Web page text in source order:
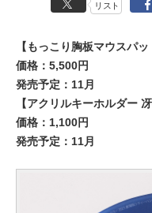
リスト
【もっこり胸板マウスパッ
価格：5,500円
発売予定：11月
【アクリルキーホルダー 冴
価格：1,100円
発売予定：11月